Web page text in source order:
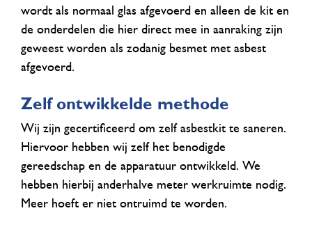
wordt als normaal glas afgevoerd en alleen de kit en
de onderdelen die hier direct mee in aanraking zijn
geweest worden als zodanig besmet met asbest
afgevoerd.
Zelf ontwikkelde methode
Wij zijn gecertificeerd om zelf asbestkit te saneren.
Hiervoor hebben wij zelf het benodigde
gereedschap en de apparatuur ontwikkeld. We
hebben hierbij anderhalve meter werkruimte nodig.
Meer hoeft er niet ontruimd te worden.